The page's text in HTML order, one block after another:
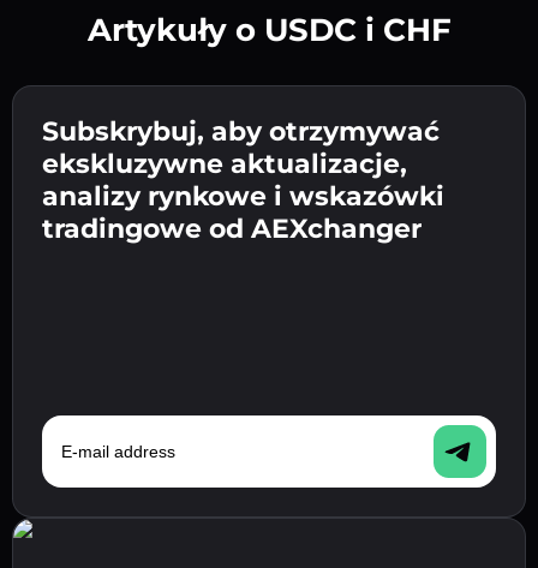
Wpisz adres swojego portfela
kryptowalutowego 👉 przejdź do następnego
kroku.
Potwierdź swoją tożsamość 👉 przejdź do
ostatniego kroku.
Wyślij depozyt 👉 odbierz kryptowalutę lub
walutę fiat w swoim portfelu.
Artykuły o USDC i CHF
Subskrybuj, aby otrzymywać
ekskluzywne aktualizacje,
analizy rynkowe i wskazówki
tradingowe od AEXchanger
E-mail address